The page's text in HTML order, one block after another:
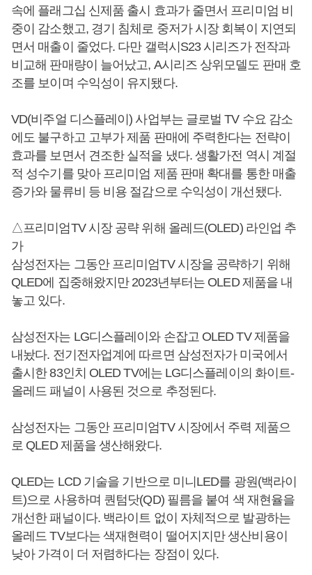
속에 플래그십 신제품 출시 효과가 줄면서 프리미엄 비
중이 감소했고, 경기 침체로 중저가 시장 회복이 지연되
면서 매출이 줄었다. 다만 갤럭시S23 시리즈가 전작과
비교해 판매량이 늘어났고, A시리즈 상위모델도 판매 호
조를 보이며 수익성이 유지됐다.
VD(비주얼 디스플레이) 사업부는 글로벌 TV 수요 감소
에도 불구하고 고부가 제품 판매에 주력한다는 전략이
효과를 보면서 견조한 실적을 냈다. 생활가전 역시 계절
적 성수기를 맞아 프리미엄 제품 판매 확대를 통한 매출
증가와 물류비 등 비용 절감으로 수익성이 개선됐다.
△프리미엄TV 시장 공략 위해 올레드(OLED) 라인업 추
가
삼성전자는 그동안 프리미엄TV 시장을 공략하기 위해
QLED에 집중해왔지만 2023년부터는 OLED 제품을 내
놓고 있다.
삼성전자는 LG디스플레이와 손잡고 OLED TV 제품을
내놨다. 전기전자업계에 따르면 삼성전자가 미국에서
출시한 83인치 OLED TV에는 LG디스플레이의 화이트-
올레드 패널이 사용된 것으로 추정된다.
삼성전자는 그동안 프리미엄TV 시장에서 주력 제품으
로 QLED 제품을 생산해왔다.
QLED는 LCD 기술을 기반으로 미니LED를 광원(백라이
트)으로 사용하며 퀀텀닷(QD) 필름을 붙여 색 재현율을
개선한 패널이다. 백라이트 없이 자체적으로 발광하는
올레드 TV보다는 색재현력이 떨어지지만 생산비용이
낮아 가격이 더 저렴하다는 장점이 있다.